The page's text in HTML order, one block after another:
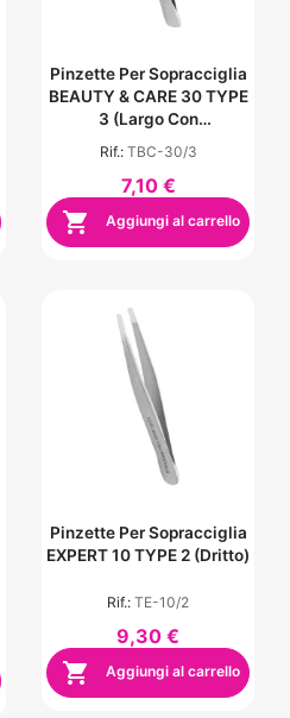
Pinzette Per Sopracciglia
BEAUTY & CARE 30 TYPE
3 (largo Con
Inclinazione)
Rif.: TBC-30/3
7,10 €
 Aggiungi al carrello
Pinzette Per Sopracciglia
EXPERT 10 TYPE 2 (dritto)
Rif.: TE-10/2
9,30 €
 Aggiungi al carrello